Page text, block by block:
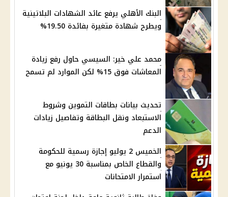
البنك الأهلي يرفع عائد الشهادات البلاتينية
ويطرح شهادة متغيرة بفائدة 19.50%
محمد علي خير: السيسي حاول رفع زيادة
المعاشات فوق 15% لكن الموارد لم تسمح
تحديث بيانات بطاقات التموين وشروط
الاستبعاد ونقل البطاقة وتفاصيل زيادات
الدعم
الخميس 2 يوليو إجازة رسمية للحكومة
والقطاع الخاص بمناسبة 30 يونيو مع
استمرار الامتحانات